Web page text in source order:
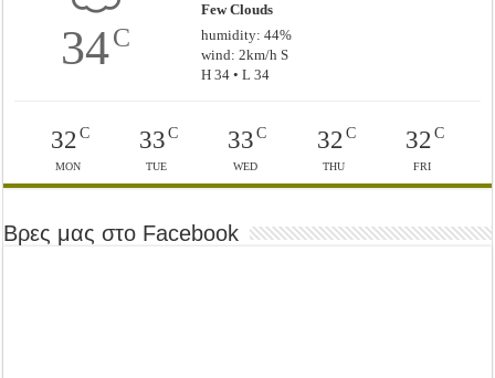
34C
Few Clouds
humidity: 44%
wind: 2km/h S
H 34 • L 34
32C
MON
33C
TUE
33 C
WED
32C
THU
32C
FRI
Βρες μας στο Facebook